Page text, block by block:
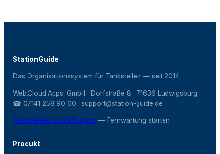
StationGuide
Das Organisationssystem für Tankstellen — seit 2014.
Web.Cloud.Apps. GmbH · Dorfstraße 8 · 71636 Ludwigsburg
☎ 07141 258 90 60 · support@station-guide.de
TeamViewer QuickSupport— Fernwartung starten
Produkt